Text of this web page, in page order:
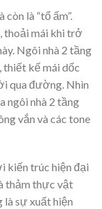
là “tổ ấm”.
thoải mái khi trở
Ngôi nhà 2 tầng
thiết kế mái dốc
qua đường. Nhìn
ngôi nhà 2 tầng
vắn và các tone
kiến trúc hiện đại
thảm thực vật
là sự xuất hiện